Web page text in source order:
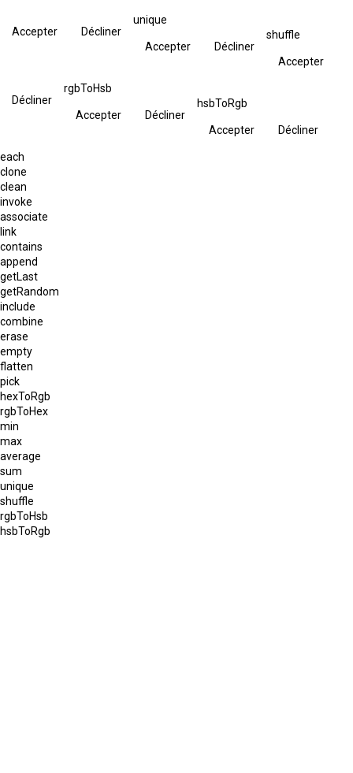
Accepter Décliner
unique
Accepter Décliner
shuffle
Accepter
Décliner
rgbToHsb
Accepter Décliner
hsbToRgb
Accepter Décliner
each
clone
clean
invoke
associate
link
contains
append
getLast
getRandom
include
combine
erase
empty
flatten
pick
hexToRgb
rgbToHex
min
max
average
sum
unique
shuffle
rgbToHsb
hsbToRgb